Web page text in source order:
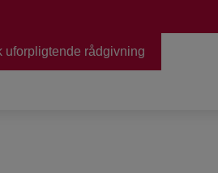
uforpligtende rådgivning